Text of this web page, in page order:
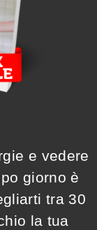
e vedere
giorno è
tra 30
la tua